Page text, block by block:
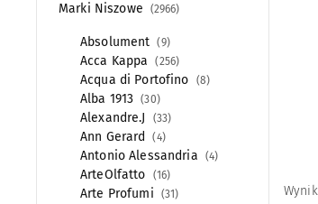
Marki Niszowe 2966
Absolument 9
Acca Kappa 256
Acqua di Portofino 8
Alba 1913 30
Alexandre.J 33
Ann Gerard 4
Antonio Alessandria 4
ArteOlfatto 16
Arte Profumi 31